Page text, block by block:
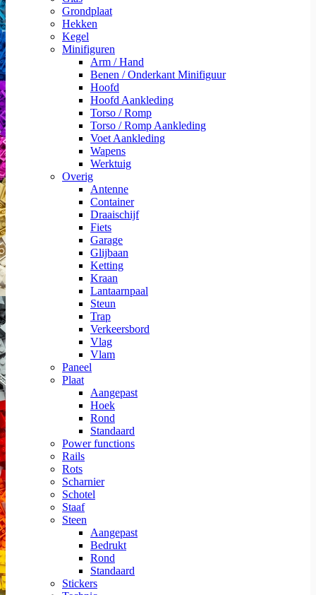
Grondplaat
Hekken
Kegel
Minifiguren
Arm / Hand
Benen / Onderkant Minifiguur
Hoofd
Hoofd Aankleding
Torso / Romp
Torso / Romp Aankleding
Voet Aankleding
Wapens
Werktuig
Overig
Antenne
Container
Draaischijf
Fiets
Garage
Glijbaan
Ketting
Kraan
Lantaarnpaal
Steun
Trap
Verkeersbord
Vlag
Vlam
Paneel
Plaat
Aangepast
Hoek
Rond
Standaard
Power functions
Rails
Rots
Scharnier
Schotel
Staaf
Steen
Aangepast
Bedrukt
Rond
Standaard
Stickers